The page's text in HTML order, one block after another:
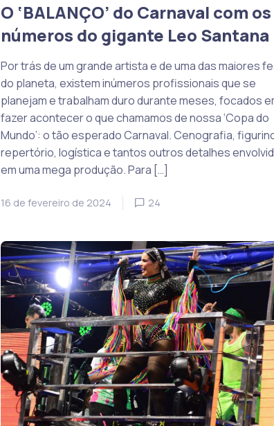
O ‘BALANÇO’ do Carnaval com os
números do gigante Leo Santana
Por trás de um grande artista e de uma das maiores
do planeta, existem inúmeros profissionais que se
planejam e trabalham duro durante meses, focados
fazer acontecer o que chamamos de nossa ‘Copa do
Mundo’: o tão esperado Carnaval. Cenografia,
repertório, logística e tantos outros detalhes
em uma mega produção. Para […]
16 de fevereiro de 2024 24